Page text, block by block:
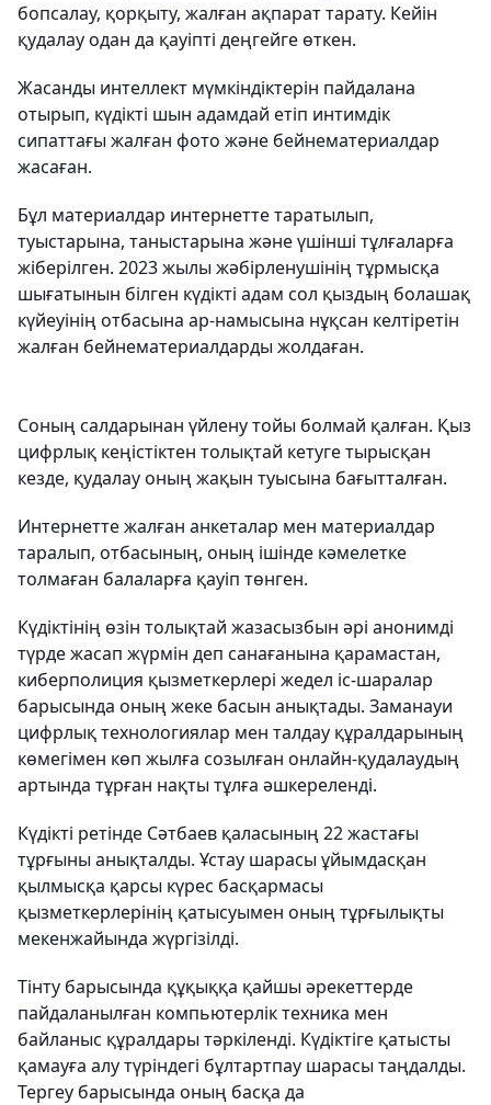
бопсалау, қорқыту, жалған ақпарат тарату. Кейін
қудалау одан да қауіпті деңгейге өткен.
Жасанды интеллект мүмкіндіктерін пайдалана
отырып, күдікті шын адамдай етіп интимдік
сипаттағы жалған фото және бейнематериалдар
жасаған.
Бұл материалдар интернетте таратылып,
туыстарына, таныстарына және үшінші тұлғаларға
жіберілген. 2023 жылы жәбірленушінің тұрмысқа
шығатынын білген күдікті адам сол қыздың болашақ
күйеуінің отбасына ар-намысына нұқсан келтіретін
жалған бейнематериалдарды жолдаған.
Соның салдарынан үйлену тойы болмай қалған. Қыз
цифрлық кеңістіктен толықтай кетуге тырысқан
кезде, қудалау оның жақын туысына бағытталған.
Интернетте жалған анкеталар мен материалдар
таралып, отбасының, оның ішінде кәмелетке
толмаған балаларға қауіп төнген.
Күдіктінің өзін толықтай жазасызбын әрі анонимді
түрде жасап жүрмін деп санағанына қарамастан,
киберполиция қызметкерлері жедел іс-шаралар
барысында оның жеке басын анықтады. Заманауи
цифрлық технологиялар мен талдау құралдарының
көмегімен көп жылға созылған онлайн-қудалаудың
артында тұрған нақты тұлға әшкереленді.
Күдікті ретінде Сәтбаев қаласының 22 жастағы
тұрғыны анықталды. Ұстау шарасы ұйымдасқан
қылмысқа қарсы күрес басқармасы
қызметкерлерінің қатысуымен оның тұрғылықты
мекенжайында жүргізілді.
Тінту барысында құқыққа қайшы әрекеттерде
пайдаланылған компьютерлік техника мен
байланыс құралдары тәркіленді. Күдіктіге қатысты
қамауға алу түріндегі бұлтартпау шарасы таңдалды.
Тергеу барысында оның басқа да